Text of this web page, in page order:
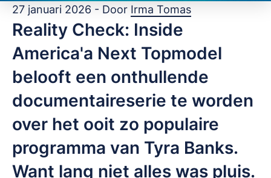
27 januari 2026 - Door Irma Tomas
Reality Check: Inside
America'a Next Topmodel
belooft een onthullende
documentaireserie te worden
over het ooit zo populaire
programma van Tyra Banks.
Want lang niet alles was pluis.